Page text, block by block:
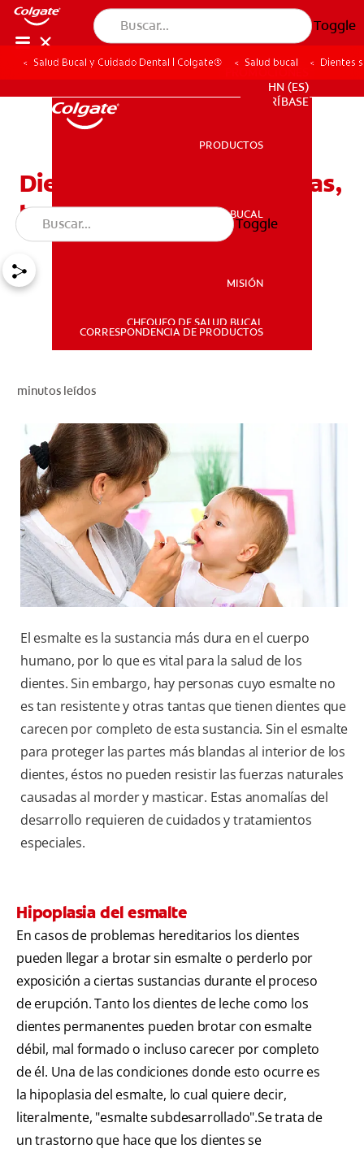
Toggle
SALUD BUCAL
SUSCRÍBASE
HN (ES)
SUSCRÍBASE
PRODUCTOS
SALUD BUCAL
MISIÓN
CHEQUEO DE SALUD BUCAL
CORRESPONDENCIA DE PRODUCTOS
Toggle
Salud Bucal y Cuidado Dental | Colgate® Salud bucal Dientes
Dientes sin esmalte: Causas,
tratamiento y cuidado
minutos leídos
El esmalte es la sustancia más dura en el cuerpo
humano, por lo que es vital para la salud de los
dientes. Sin embargo, hay personas cuyo esmalte no
es tan resistente y otras tantas que tienen dientes que
carecen por completo de esta sustancia. Sin el esmalte
para proteger las partes más blandas al interior de los
dientes, éstos no pueden resistir las fuerzas naturales
causadas al morder y masticar. Estas anomalías del
desarrollo requieren de cuidados y tratamientos
especiales.
Hipoplasia del esmalte
En casos de problemas hereditarios los dientes
pueden llegar a brotar sin esmalte o perderlo por
exposición a ciertas sustancias durante el proceso
de erupción. Tanto los dientes de leche como los
dientes permanentes pueden brotar con esmalte
débil, mal formado o incluso carecer por completo
de él. Una de las condiciones donde esto ocurre es
la hipoplasia del esmalte, lo cual quiere decir,
literalmente, "esmalte subdesarrollado".Se trata de
un trastorno que hace que los dientes se